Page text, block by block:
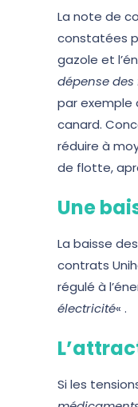
La note de
constatées
gazole et
dépense
par exemple
canard.
réduire à
de flotte,
Une
La baisse
contrats
régulé à
électricité« .
Si les